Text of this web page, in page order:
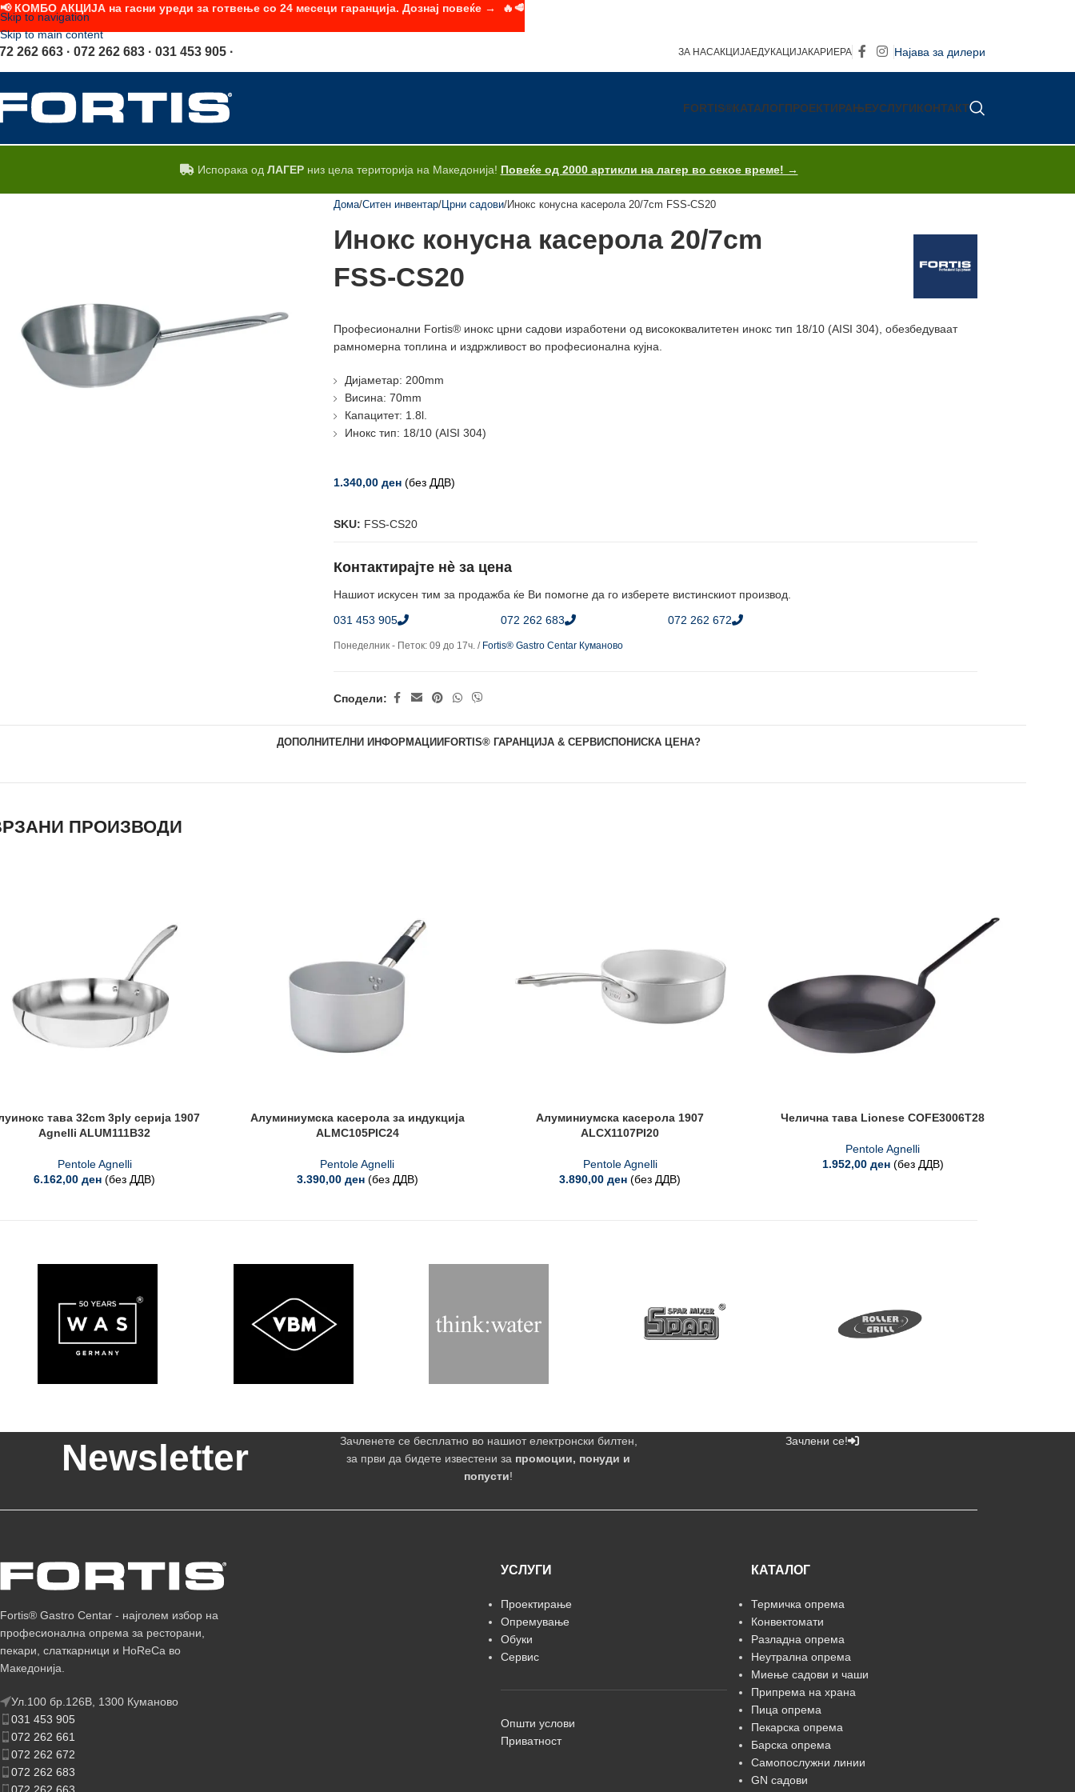
Skip to navigation
Skip to main content
262 663 · 072 262 683 · 031 453 905 · ЗА НАСАКЦИЈАЕДУКАЦИЈАКАРИЕРА Најава за дилери
FORTIS®КАТАЛОГПРОЕКТИРАЊЕУСЛУГИКОНТАКТ
Испорака од ЛАГЕРниз цела територија на Македонија! Повеќе од 2000 артикли на лагер во секое време! →
Дома Ситен инвентар Црни садови Инокс конусна касерола 20/7cm FSS-CS20
Инокс конусна касерола 20/7cm
FSS-CS20
Професионални Fortis® инокс црни садови изработени од висококвалитетен инокс тип 18/10 (AISI 304), обезбедуваат
рамномерна топлина и издржливост во професионална кујна.
Дијаметар: 200mm
Висина: 70mm
Капацитет: 1.8l.
Инокс тип: 18/10 (AISI 304)
1.340,00ден (без ДДВ)
SKU: FSS-CS20
Контактирајте нè за цена
Нашиот искусен тим за продажба ќе Ви помогне да го изберете вистинскиот производ.
031 453 905
072 262 683 072 262 672
Понеделник - Петок: 09 до 17ч. / Fortis® Gastro Centar Куманово
Сподели:
ДОПОЛНИТЕЛНИ ИНФОРМАЦИИFORTIS® ГАРАНЦИЈА & СЕРВИСПОНИСКА ЦЕНА?
ПРОИЗВОДИ
тава 32cm 3ply серија 1907
Agnelli ALUM111B32
Pentole Agnelli
6.162,00ден (без ДДВ)
Алуминиумска касерола за индукција
ALMC105PIC24
Pentole Agnelli
3.390,00 ден (без ДДВ)
Алуминиумска касерола 1907
ALCX1107PI20
Pentole Agnelli
3.890,00ден (без ДДВ)
Челична тава Lionese COFE3006T28
Pentole Agnelli
1.952,00 ден (без ДДВ)
Newsletter
Зачленете се бесплатно во нашиот електронски билтен,
за први да бидете известени за промоции, понуди и
попусти!
Зачлени се!
Fortis® Gastro Centar - најголем избор на
професионална опрема за ресторани,
пекари, слаткарници и HoReCa во
Македонија.
Ул.100 бр.126В, 1300 Куманово
031 453 905
072 262 661
072 262 672
072 262 683
УСЛУГИ
Проектирање
Опремување
Обуки
Сервис
Општи услови
Приватност
КАТАЛОГ
Термичка опрема
Конвектомати
Разладна опрема
Неутрална опрема
Миење садови и чаши
Припрема на храна
Пица опрема
Пекарска опрема
Барска опрема
Самопослужни линии
GN садови
📢 КОМБО АКЦИЈА на гасни уреди за готвење со 24 месеци гаранција. Дознај повеќе → 🔥🥩